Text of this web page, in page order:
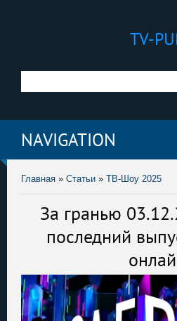
TV-
NAVIGATION
Главная » Статьи » ТВ-Шоу 2025
За гранью
последний